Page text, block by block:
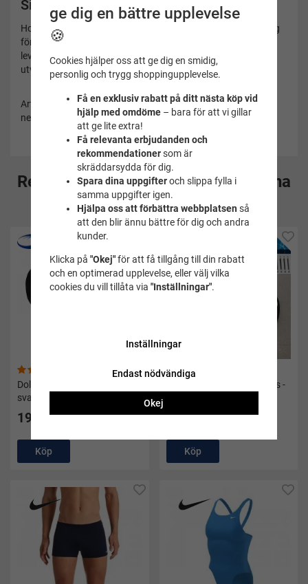
Simbutiken
Hos Simbutiken hittar du ett brett sortiment av simutrustning
för både träning och tävling. Vi har stort lager, snabba
leveranser och noga utvalda produkter som hjälper dig att
utvecklas i bassängen.
Artikelnummer:
ness9174-919
Rekommenderade tillbehör till denna
produkt
Dolme Foam pull buoy II
svart från Soak
199 kr
Köp
Simpaddlar Power paddles -
149 kr
Köp
ge dig en bättre upplevelse
🍪
Cookies hjälper oss att ge dig en smidig,
personlig och trygg shoppingupplevelse.
Få en exklusiv rabatt på ditt nästa köp vid
hjälp med omdöme– bara för att vi gillar
att ge lite extra!
Få relevanta erbjudanden och
rekommendationersom är
skräddarsydda för dig.
Spara dina uppgifteroch slippa fylla i
samma uppgifter igen.
Hjälpa oss att förbättra webbplatsen så
att den blir ännu bättre för dig och andra
kunder.
Klicka på "Okej"för att få tillgång till din rabatt
och en optimerad upplevelse, eller välj vilka
cookies du vill tillåta via "Inställningar".
Inställningar
Endast nödvändiga
Okej